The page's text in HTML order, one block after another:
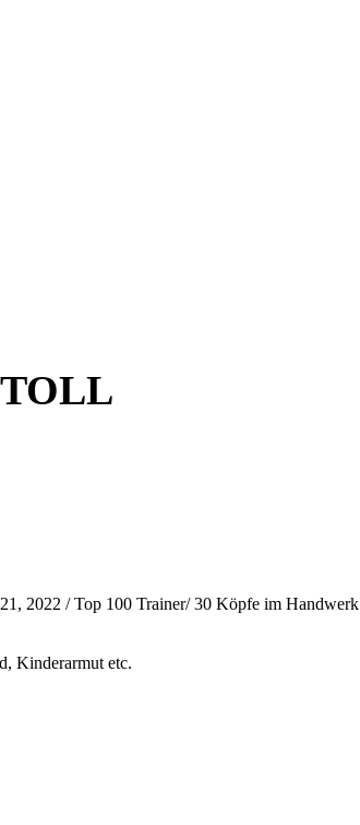
2022 / Top 100 Trainer/ 30 Köpfe im Handwerk
Kinderarmut etc.